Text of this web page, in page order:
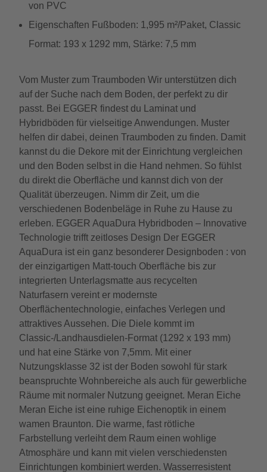
von PVC
Eigenschaften Fußboden: 1,995 m²/Paket, Classic
Format: 193 x 1292 mm, Stärke: 7,5 mm
Vom Muster zum Traumboden Wir unterstützen dich
auf der Suche nach dem Boden, der perfekt zu dir
passt. Bei EGGER findest du Laminat und
Hybridböden für vielseitige Anwendungen. Muster
helfen dir dabei, deinen Traumboden zu finden. Damit
kannst du die Dekore mit der Einrichtung vergleichen
und den Boden selbst in die Hand nehmen. So fühlst
du direkt die Oberfläche und kannst dich von der
Qualität überzeugen. Nimm dir Zeit, um die
verschiedenen Bodenbeläge in Ruhe zu Hause zu
erleben. EGGER AquaDura Hybridboden – Innovative
Technologie trifft zeitloses Design Der EGGER
AquaDura ist ein ganz besonderer Designboden : von
der einzigartigen Matt-touch Oberfläche bis zur
integrierten Unterlagsmatte aus recycelten
Naturfasern vereint er modernste
Oberflächentechnologie, einfaches Verlegen und
attraktives Aussehen. Die Diele kommt im
Classic-/Landhausdielen-Format (1292 x 193 mm)
und hat eine Stärke von 7,5mm. Mit einer
Nutzungsklasse 32 ist der Boden sowohl für stark
beanspruchte Wohnbereiche als auch für gewerbliche
Räume mit normaler Nutzung geeignet. Meran Eiche
Meran Eiche ist eine ruhige Eichenoptik in einem
wamen Braunton. Die warme, fast rötliche
Farbstellung verleiht dem Raum einen wohlige
Atmosphäre und kann mit vielen verschiedensten
Einrichtungen kombiniert werden. Wasserresistent